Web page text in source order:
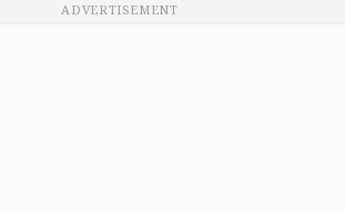
ADVERTISEMENT